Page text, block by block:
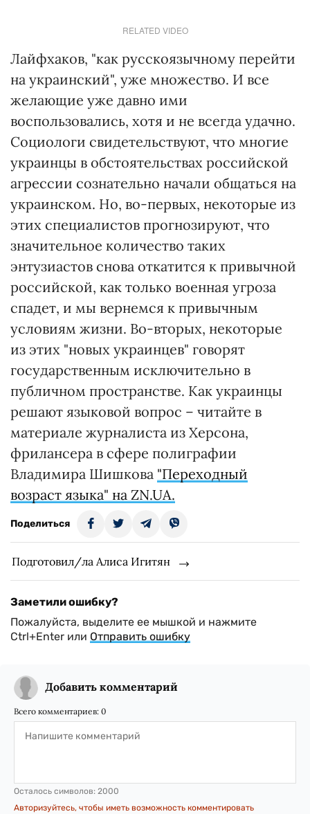
RELATED VIDEO
Лайфхаков, "как русскоязычному перейти
на украинский", уже множество. И все
желающие уже давно ими
воспользовались, хотя и не всегда удачно.
Социологи свидетельствуют, что многие
украинцы в обстоятельствах российской
агрессии сознательно начали общаться на
украинском. Но, во-первых, некоторые из
этих специалистов прогнозируют, что
значительное количество таких
энтузиастов снова откатится к привычной
российской, как только военная угроза
спадет, и мы вернемся к привычным
условиям жизни. Во-вторых, некоторые
из этих "новых украинцев" говорят
государственным исключительно в
публичном пространстве. Как украинцы
решают языковой вопрос – читайте в
материале журналиста из Херсона,
фрилансера в сфере полиграфии
Владимира Шишкова "Переходный
возраст языка" на ZN.UA.
Поделиться
Подготовил/ла Алиса Игитян
Заметили ошибку?
Пожалуйста, выделите ее мышкой и нажмите
Ctrl+Enter или Отправить ошибку
Добавить комментарий
Всего комментариев: 0
Осталось символов: 2000
Авторизуйтесь, чтобы иметь возможность комментировать